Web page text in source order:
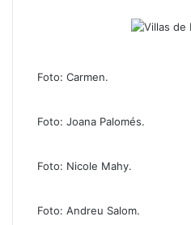
Foto: Carmen.
Foto: Joana Palomés.
Foto: Nicole Mahy.
Foto: Andreu Salom.